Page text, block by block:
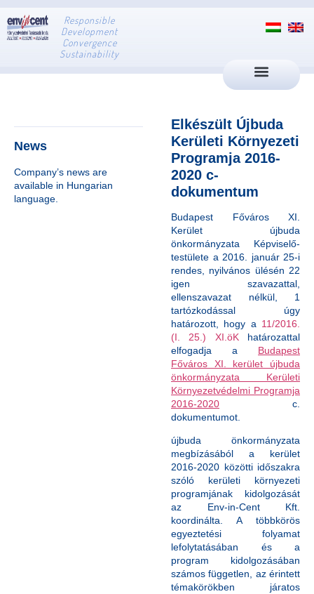
Responsible
Development
Convergence
Sustainability
News
Company’s news are
available in Hungarian
language.
Elkészült Újbuda
Kerületi Környezeti
Programja 2016-
2020 c-
dokumentum
Budapest Főváros XI.
Kerület újbuda
önkormányzata Képviselő-
testülete a 2016. január 25-i
rendes, nyilvános ülésén 22
igen szavazattal,
ellenszavazat nélkül, 1
tartózkodással úgy
határozott, hogy a 11/2016.
(I. 25.) XI.öKhatározattal
elfogadja a Budapest
Főváros XI. kerület újbuda
önkormányzata Kerületi
Környezetvédelmi Programja
2016-2020 c.
dokumentumot.
újbuda önkormányzata
megbízásából a kerület
2016-2020 közötti időszakra
szóló kerületi környezeti
programjának kidolgozását
az Env-in-Cent Kft.
koordinálta. A többkörös
egyeztetési folyamat
lefolytatásában és a
program kidolgozásában
számos független, az érintett
témakörökben járatos